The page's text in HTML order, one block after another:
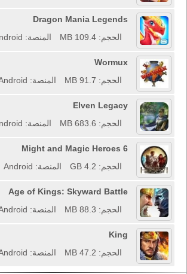
Dragon Mania Legends
الحجم: 109.4 MB
المنصة: Android
Wormux
الحجم: 91.7 MB
المنصة: Android
Elven Legacy
الحجم: 683.6 MB
المنصة: Android
Might and Magic Heroes 6
الحجم: 4.2 GB
المنصة: Android
Age of Kings: Skyward Battle
الحجم: 88.3 MB
المنصة: Android
King
الحجم: 47.2 MB
المنصة: Android